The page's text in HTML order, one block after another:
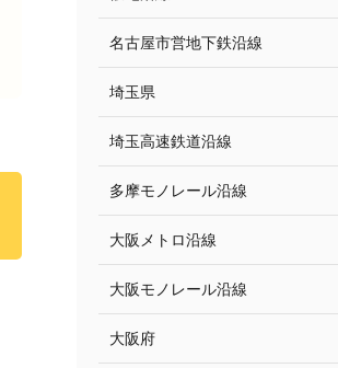
名古屋市営地下鉄沿線
埼玉県
埼玉高速鉄道沿線
多摩モノレール沿線
大阪メトロ沿線
大阪モノレール沿線
大阪府